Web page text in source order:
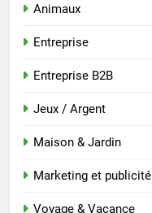
Animaux
Entreprise
Entreprise B2B
Jeux / Argent
Maison & Jardin
Marketing et publicité
Voyage & Vacance